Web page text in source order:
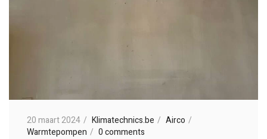
20 maart 2024 Klimatechnics.be
Airco
Warmtepompen
0 comments